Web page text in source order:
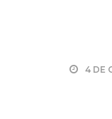
4 DE